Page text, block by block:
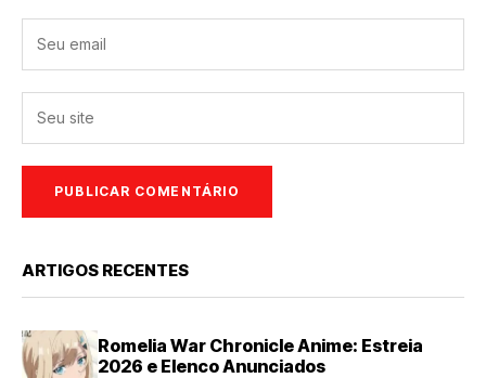
ARTIGOS RECENTES
Romelia War Chronicle Anime: Estreia
2026 e Elenco Anunciados